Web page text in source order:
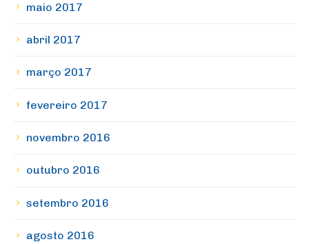
maio 2017
abril 2017
março 2017
fevereiro 2017
novembro 2016
outubro 2016
setembro 2016
agosto 2016